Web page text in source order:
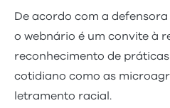
De acordo com a
o webnário é um convite à
reconhecimento de
cotidiano como as
letramento racial.